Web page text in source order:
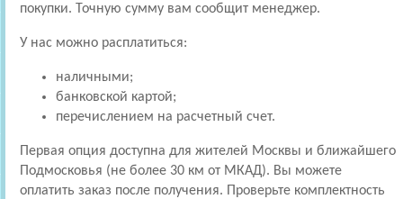
покупки. Точную сумму вам сообщит менеджер.
У нас можно расплатиться:
наличными;
банковской картой;
перечислением на расчетный счет.
Первая опция доступна для жителей Москвы и ближайшего
Подмосковья (не более 30 км от МКАД). Вы можете
оплатить заказ после получения. Проверьте комплектность